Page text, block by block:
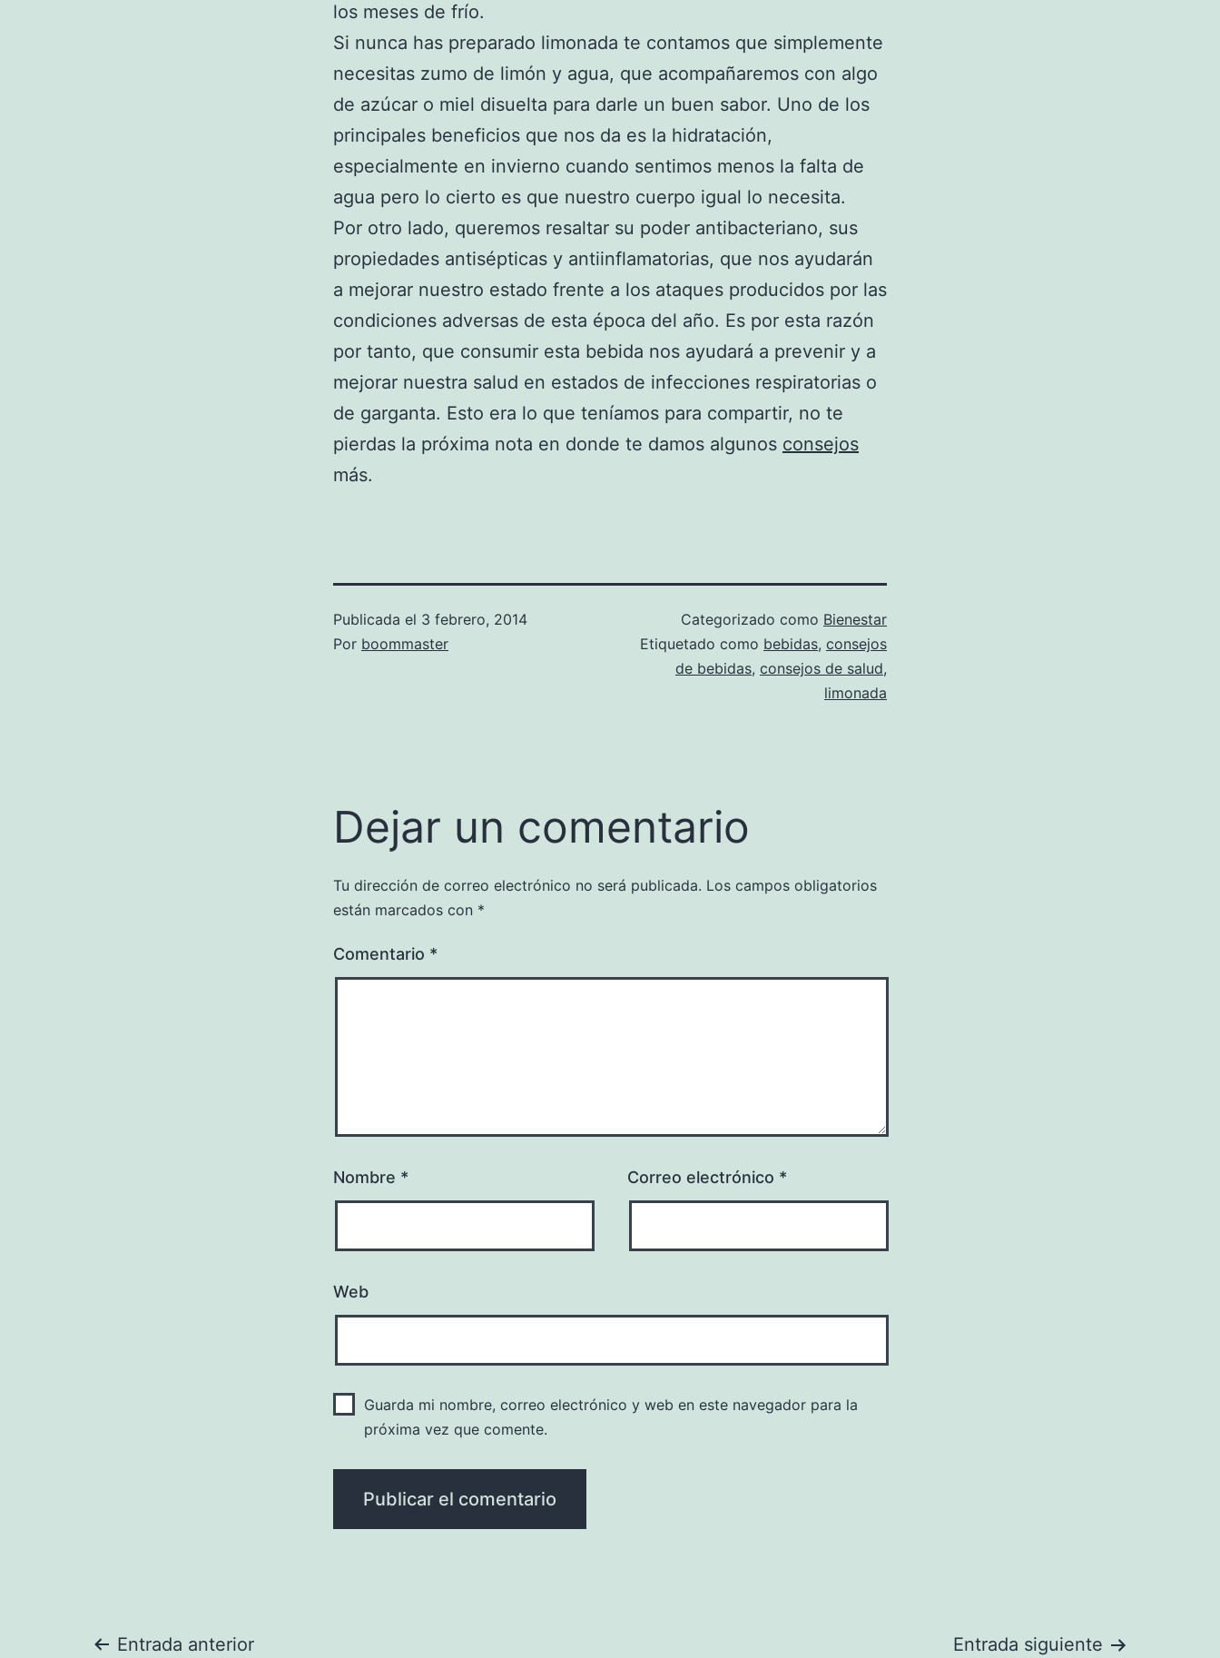
los meses de frío.
Si nunca has preparado limonada te contamos que simplemente
necesitas zumo de limón y agua, que acompañaremos con algo
de azúcar o miel disuelta para darle un buen sabor. Uno de los
principales beneficios que nos da es la hidratación,
especialmente en invierno cuando sentimos menos la falta de
agua pero lo cierto es que nuestro cuerpo igual lo necesita.
Por otro lado, queremos resaltar su poder antibacteriano, sus
propiedades antisépticas y antiinflamatorias, que nos ayudarán
a mejorar nuestro estado frente a los ataques producidos por las
condiciones adversas de esta época del año. Es por esta razón
por tanto, que consumir esta bebida nos ayudará a prevenir y a
mejorar nuestra salud en estados de infecciones respiratorias o
de garganta. Esto era lo que teníamos para compartir, no te
pierdas la próxima nota en donde te damos algunos consejos
más.
Publicada el 3 febrero, 2014
Por boommaster
Categorizado como Bienestar
Etiquetado como bebidas, consejos
de bebidas, consejos de salud,
limonada
Dejar un comentario
Tu dirección de correo electrónico no será publicada. Los campos obligatorios
están marcados con *
Comentario *
Nombre * Correo electrónico *
Web
Guarda mi nombre, correo electrónico y web en este navegador para la
próxima vez que comente.
Entrada anterior Entrada siguiente